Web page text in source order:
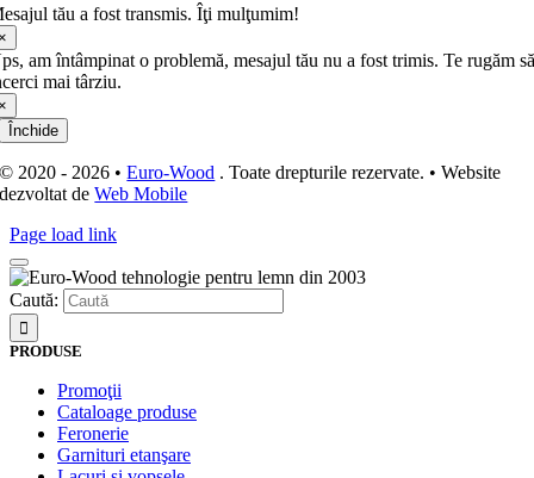
tău a fost transmis. Îţi mulţumim!
am întâmpinat o problemă, mesajul tău nu a fost trimis. Te rugăm
mai târziu.
Închide
© 2020 - 2026 •Euro-Wood . Toate drepturile rezervate. • Website
dezvoltat deWeb Mobile
Page load link
Caută:
PRODUSE
Promoţii
Cataloage produse
Feronerie
Garnituri etanşare